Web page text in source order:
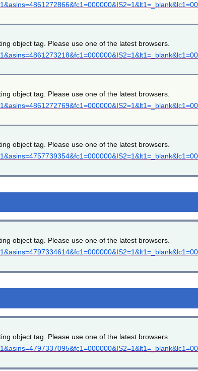
object tag. Please use one of the latest browsers.
object tag. Please use one of the latest browsers.
object tag. Please use one of the latest browsers.
object tag. Please use one of the latest browsers.
object tag. Please use one of the latest browsers.